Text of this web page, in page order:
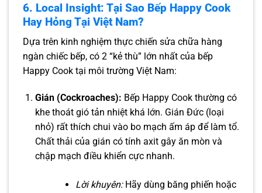
6. Local Insight: Tại Sao Bếp Happy Cook
Hay Hỏng Tại Việt Nam?
Dựa trên kinh nghiệm thực chiến sửa chữa hàng
ngàn chiếc bếp, có 2 “kẻ thù” lớn nhất của bếp
Happy Cook tại môi trường Việt Nam:
Gián (Cockroaches): Bếp Happy Cook thường có
khe thoát gió tản nhiệt khá lớn. Gián Đức (loại
nhỏ) rất thích chui vào bo mạch ấm áp để làm tổ.
Chất thải của gián có tính axit gây ăn mòn và
chập mạch điều khiển cực nhanh.
Lời khuyên:Hãy dùng băng phiến hoặc